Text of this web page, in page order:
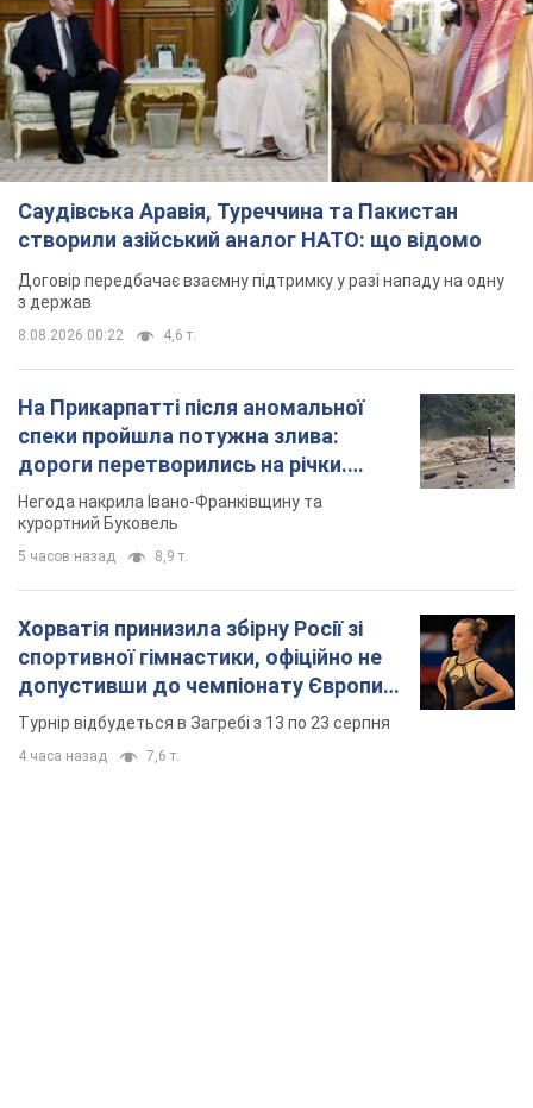
Саудівська Аравія, Туреччина та Пакистан
створили азійський аналог НАТО: що відомо
Договір передбачає взаємну підтримку у разі нападу на одну
з держав
8.08.2026 00:22 4,6 т.
На Прикарпатті після аномальної
спеки пройшла потужна злива:
дороги перетворились на річки.
Відео
Негода накрила Івано-Франківщину та
курортний Буковель
5 часов назад 8,9 т.
Хорватія принизила збірну Росії зі
спортивної гімнастики, офіційно не
допустивши до чемпіонату Європи
основних спортсменів
Турнір відбудеться в Загребі з 13 по 23 серпня
4 часа назад 7,6 т.